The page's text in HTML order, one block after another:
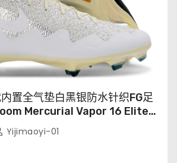
置全气垫白黑银防水针织FG足
Mercurial Vapor 16 Elite
Yijimaoyi-01